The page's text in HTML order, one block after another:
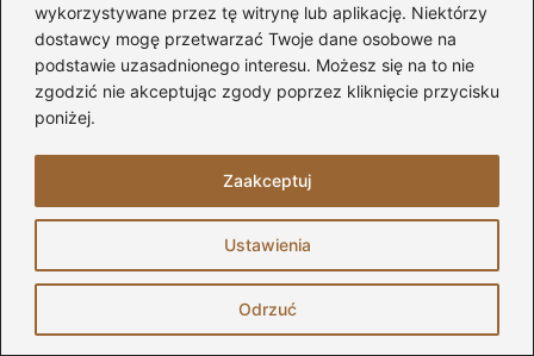
wykorzystywane przez tę witrynę lub aplikację. Niektórzy
dostawcy mogę przetwarzać Twoje dane osobowe na
podstawie uzasadnionego interesu. Możesz się na to nie
zgodzić nie akceptując zgody poprzez kliknięcie przycisku
poniżej.
Ustawienia
Odrzuć
Zaakceptuj
Nawilżanie naklejki zmiękcza klej, co
znacząco ułatwia jej usunięcie, a także
minimalizuje ryzyko uszkodzeń powierzchni
lustra.
Jakie naturalne metody można wykorzystać
do usunięcia naklejek?
Można wykorzystać naturalne metody, takie
jak ocet, sok z cytryny czy soda
oczyszczona, które rozpuszczają klej i